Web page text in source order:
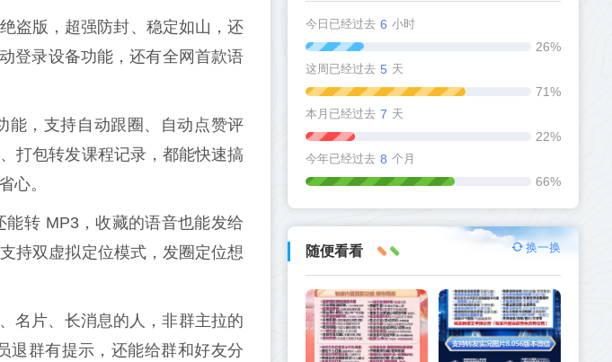
盗版，超强防封、稳定如山，还
登录设备功能，还有全网首款语
能，支持自动跟圈、自动点赞评
打包转发课程记录，都能快速搞
心。
转 MP3，收藏的语音也能发给
持双虚拟定位模式，发圈定位想
名片、长消息的人，非群主拉的
退群有提示，还能给群和好友分
今日已经过去 6 小时
26%
这周已经过去 5 天
71%
本月已经过去 7 天
22%
今年已经过去 8 个月
66%
随便看看 换一换